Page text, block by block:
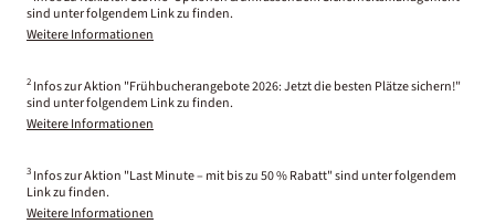
sind unter folgendem Link zu finden.
Weitere Informationen
2 Infos zur Aktion "Frühbucherangebote 2026: Jetzt die besten Plätze sichern!"
sind unter folgendem Link zu finden.
Weitere Informationen
3 Infos zur Aktion "Last Minute – mit bis zu 50 % Rabatt" sind unter folgendem
Link zu finden.
Weitere Informationen